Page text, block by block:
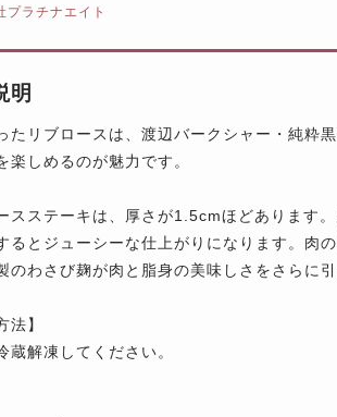
プラチナエイト
明
たリブロースは、渡辺バークシャー・純粋
楽しめるのが魅力です。
スステーキは、厚さが1.5cmほどあります
るとジューシーな仕上がりになります。肉
のわさび麹が肉と脂身の美味しさをさらに
法】
蔵解凍してください。